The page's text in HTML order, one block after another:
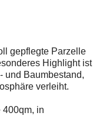
gepflegte Parzelle
Highlight ist
und Baumbestand,
verleiht.
400qm, in